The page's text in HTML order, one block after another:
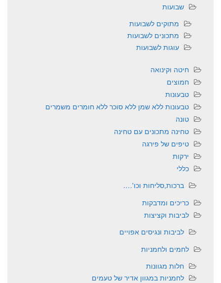
שבועות
מתוקים לשבועות
מתכונים לשבועות
עוגות לשבועות
חיטה וקינואה
חמוצים
טבעונות
טבעונות ללא שמן ללא סוכר ללא חומרים משמרים
טונה
טחינה מתכונים עם טחינה
טיפים של פירגה
ירקות
כללי
ברכות,סליחות וכו'….
כריכים ומדבקות
לביבות וקציצות
לביבות ונגיסים אפויים
לחמים ולחמניות
חלות מגוונות
לחמניות במגוון אדיר של טעמים